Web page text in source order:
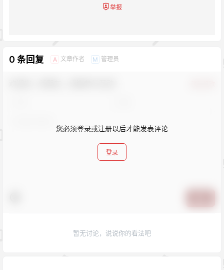
举报
0 条回复 A 文章作者 M 管理员
您必须登录或注册以后才能发表评论
登录
暂无讨论，说说你的看法吧